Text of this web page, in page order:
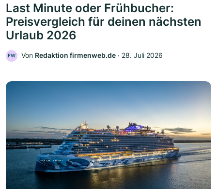
Last Minute oder Frühbucher:
Preisvergleich für deinen nächsten
Urlaub 2026
FW Von Redaktion firmenweb.de ‧ 28. Juli 2026